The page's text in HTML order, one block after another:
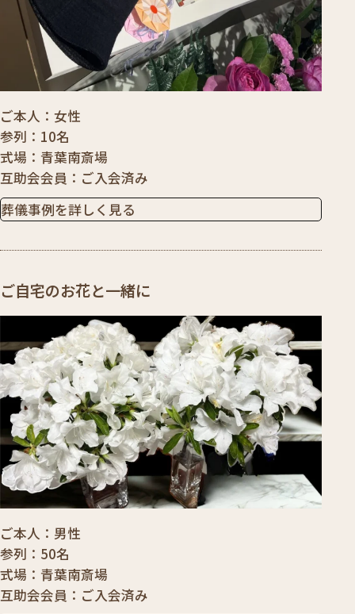
ご本人
女性
参列
10名
式場
青葉南斎場
互助会会員
ご入会済み
葬儀事例を詳しく見る
ご自宅のお花と一緒に
ご本人
男性
参列
50名
式場
青葉南斎場
互助会会員
ご入会済み